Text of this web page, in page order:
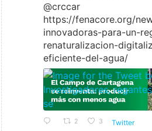
@crccar
https://fenacore.org/
innovadoras-para-un-
renaturalizacion-
eficiente-del-agua/
2 3 Twitter